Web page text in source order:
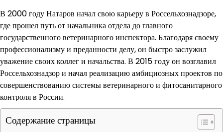
В 2000 году Натаров начал свою карьеру в Россельхознадзоре,
где прошел путь от начальника отдела до главного
государственного ветеринарного инспектора. Благодаря своему
профессионализму и преданности делу, он быстро заслужил
уважение своих коллег и начальства. В 2015 году он возглавил
Россельхознадзор и начал реализацию амбициозных проектов по
совершенствованию системы ветеринарного и фитосанитарного
контроля в России.
Содержание страницы